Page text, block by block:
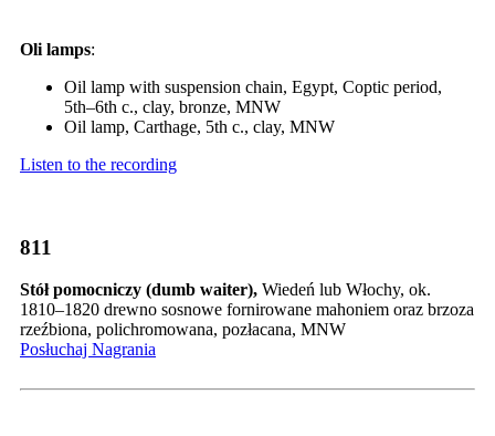
Oli lamps:
Oil lamp with suspension chain, Egypt, Coptic period,
5th–6th c., clay, bronze, MNW
Oil lamp, Carthage, 5th c., clay, MNW
Listen to the recording
811
Stół pomocniczy (dumb waiter), Wiedeń lub Włochy, ok.
1810–1820 drewno sosnowe fornirowane mahoniem oraz brzoza
rzeźbiona, polichromowana, pozłacana, MNW
Posłuchaj Nagrania